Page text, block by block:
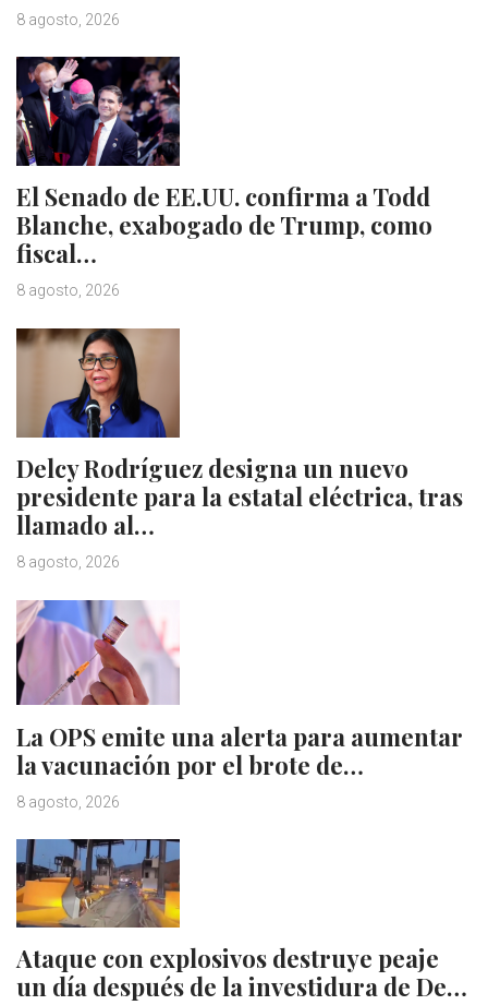
8 agosto, 2026
El Senado de EE.UU. confirma a Todd
Blanche, exabogado de Trump, como
fiscal…
8 agosto, 2026
Delcy Rodríguez designa un nuevo
presidente para la estatal eléctrica, tras
llamado al…
8 agosto, 2026
La OPS emite una alerta para aumentar
la vacunación por el brote de…
8 agosto, 2026
Ataque con explosivos destruye peaje
un día después de la investidura de De…